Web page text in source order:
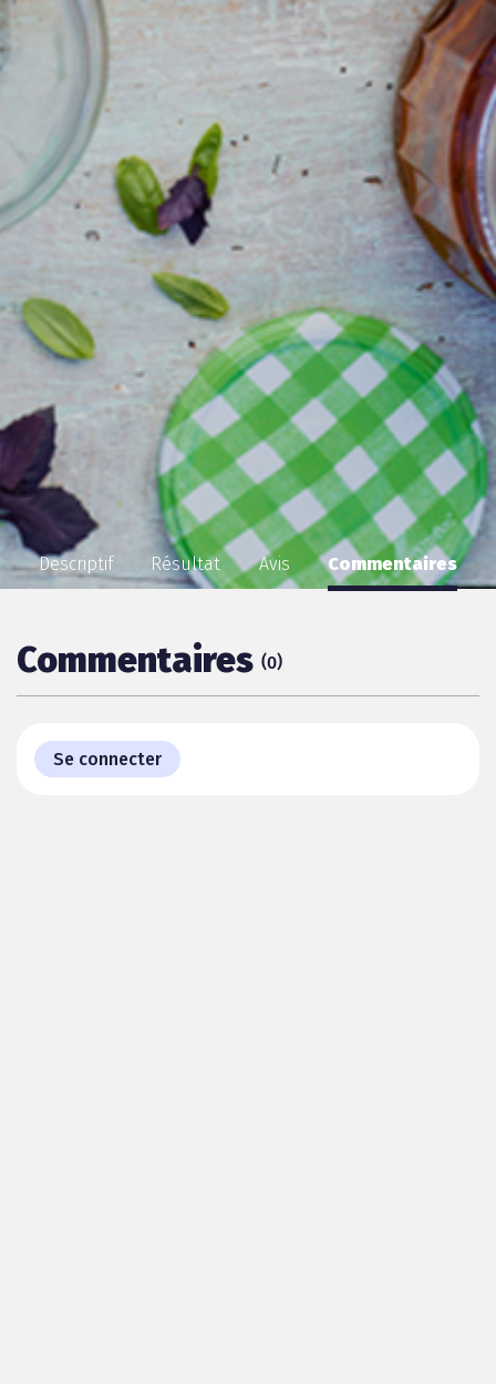
Descriptif Résultat Avis Commentaires
Commentaires (0)
Se connecter